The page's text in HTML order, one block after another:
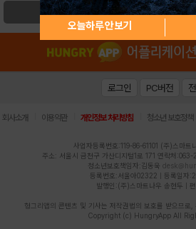
검색
오늘하루 안보기
로그인 PC버전
회사소개 이용약관 개인정보 처리방침 청소년 보호정책
사업자등록번호:119-86-61101 (주)스마트
주소: 서울시 금천구 가산디지털1로 171 연락처
청소년보호책임자:김동욱
등록번호:서울아02322 | 등록일자
발행인:(주)스마트나우 송현두 |
헝그리앱의 콘텐츠 및 기사는 저작권법의 보호를 받으므로
Copyright (c) HungryApp All